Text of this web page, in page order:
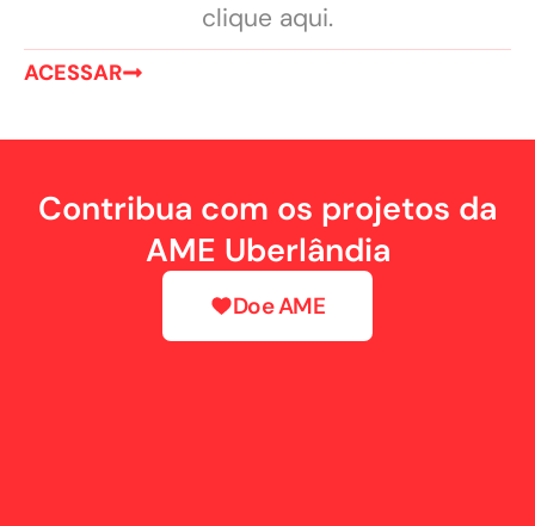
clique aqui.
ACESSAR
Contribua com os projetos da
AME Uberlândia
Doe AME